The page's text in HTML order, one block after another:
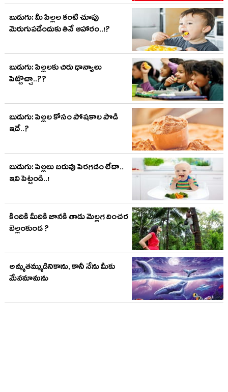
బుడుగు: మీ పిల్లల కంటి చూపు
మెరుగుపడేందుకు తినే ఆహారం..!?
బుడుగు: పిల్లలకు చిరు ధాన్యాలు
పెట్టొచ్చా..??
బుడుగు: పిల్లల కోసం పోషకాల పొడి
ఇదే..?
బుడుగు: పిల్లలు బరువు పెరగడం లేదా..
ఇవి పెట్టండి..!
కిందికి మీదికి జానకి తాడు మెల్లగ దించర
బెల్లంకుండ ?
అమ్మతమ్ముడినికాను, కానీ నేను మీకు
మేనమామను